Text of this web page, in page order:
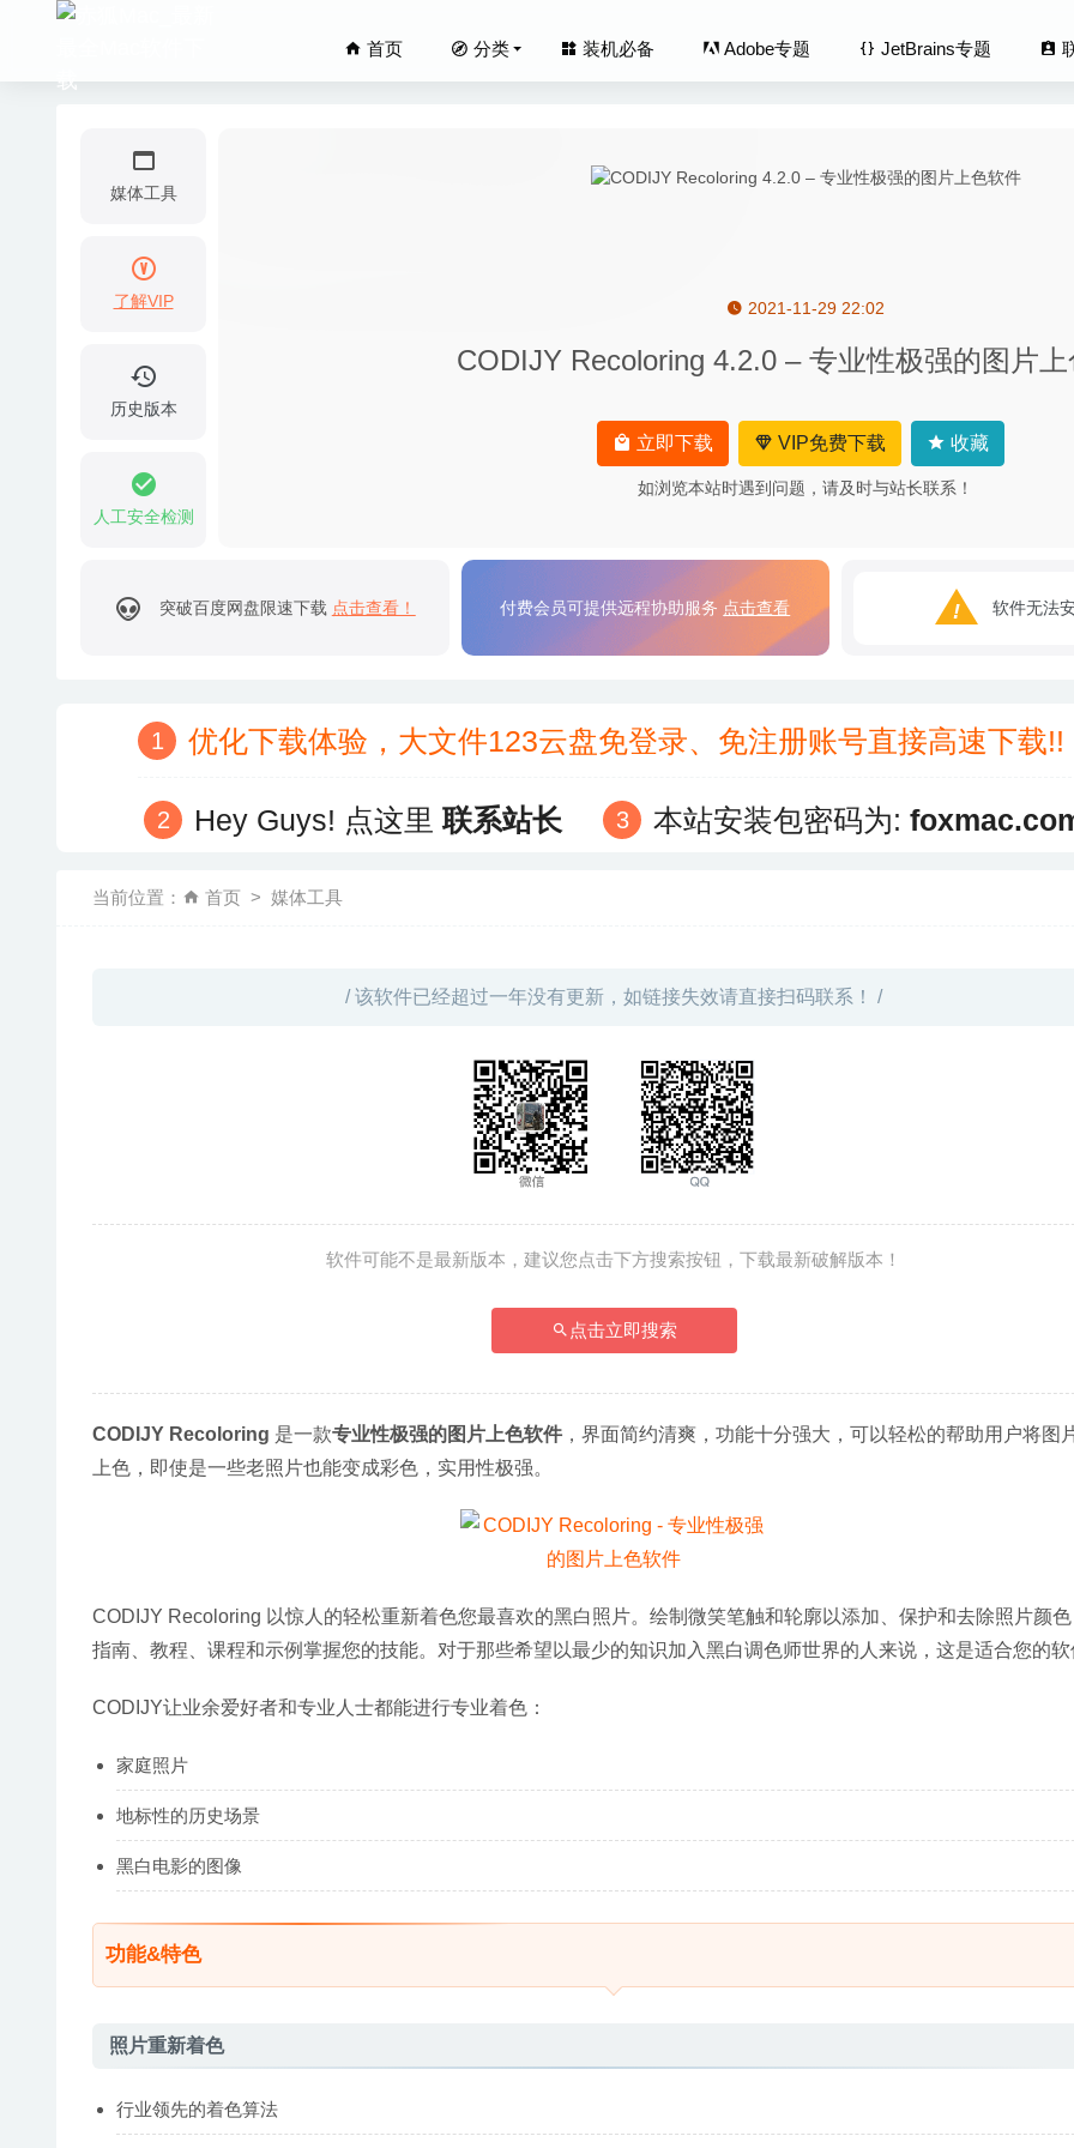
首页 分类 装机必备 Adobe专题 JetBrains专题
媒体工具
了解VIP
历史版本
人工安全检测
2021-11-29 22:02
CODIJY Recoloring 4.2.0 – 专业性极强的图片
立即下载 VIP免费下载 收藏
如浏览本站时遇到问题，请及时与站长联系！
突破百度网盘限速下载 点击查看！ 付费会员可提供远程协助服务 点击查看 软件无法
优化下载体验，大文件123云盘免登录、免注册账号直接高速下
Hey Guys! 点这里联系站长 本站安装包密码为:
当前位置： 首页 媒体工具
/ 该软件已经超过一年没有更新，如链接失效请直接扫码联系！ /
软件可能不是最新版本，建议您点击下方搜索按钮，下载最新破解版本！
点击立即搜索
CODIJY Recoloring 是一款专业性极强的图片上色软件 ，界面简约清爽，功能十分强大，可以轻松的帮助用户将图
上色，即使是一些老照片也能变成彩色，实用性极强。
CODIJY Recoloring 以惊人的轻松重新着色您最喜欢的黑白照片。绘制微笑笔触和轮廓以添加、保护和去除照片颜
指南、教程、课程和示例掌握您的技能。对于那些希望以最少的知识加入黑白调色师世界的人来说，这是适合您的
CODIJY让业余爱好者和专业人士都能进行专业着色：
家庭照片
地标性的历史场景
黑白电影的图像
功能&特色
照片重新着色
行业领先的着色算法
ВestZip Pro(解优专业版) 1.6.1 中文版 – 专业的 7Z RAR ZIP 解压缩软件
Parallels Desktop Business Edition 15.1.3.47255 for Mac中文版-最好用